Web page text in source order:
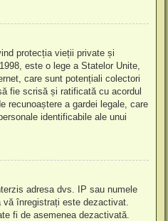
protecția vieții private și
este o lege a Statelor Unite,
care sunt potențiali colectori
fie scrisă și ratificată cu acordul
recunoaștere a gardei legale, care
identificabile ale unui
adresa dvs. IP sau numele
înregistrați este dezactivat.
fi de asemenea dezactivată.